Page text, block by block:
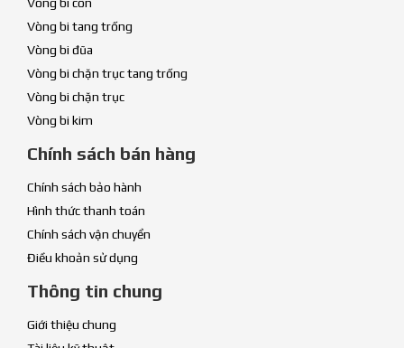
Vòng bi tang trống
Vòng bi đũa
Vòng bi chặn trục tang trống
Vòng bi chặn trục
Vòng bi kim
Chính sách bán hàng
Chính sách bảo hành
Hình thức thanh toán
Chính sách vận chuyển
Điều khoản sử dụng
Thông tin chung
Giới thiệu chung